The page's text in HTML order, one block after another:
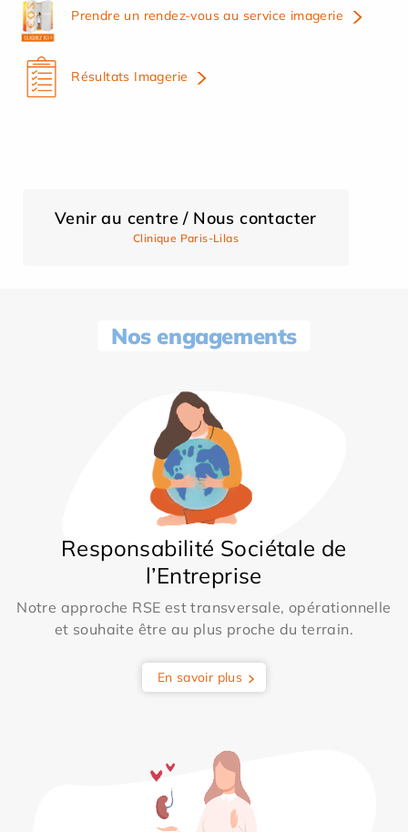
Prendre un rendez-vous au service imagerie
Résultats Imagerie
Venir au centre / Nous contacter
Clinique Paris-Lilas
Nos engagements
Responsabilité Sociétale de
l’Entreprise
Notre approche RSE est transversale, opérationnelle
et souhaite être au plus proche du terrain.
En savoir plus